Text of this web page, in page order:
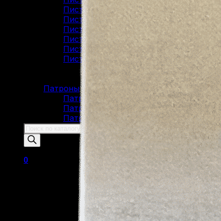
Пистолеты 45 Rubber
Пистолеты 9 Р.А.
Пистолеты Grand Power
Пистолеты Streamer
Пистолеты Гроза
Пистолеты Макарова
Пистолеты ИЖ-79 (МР-79)
Пистолеты МР-80
Патроны
Патроны для гладкоствольного
Патроны для нарезного оружия
Патроны для ОООП
Поиск
товаров
0
Корзина пуста.